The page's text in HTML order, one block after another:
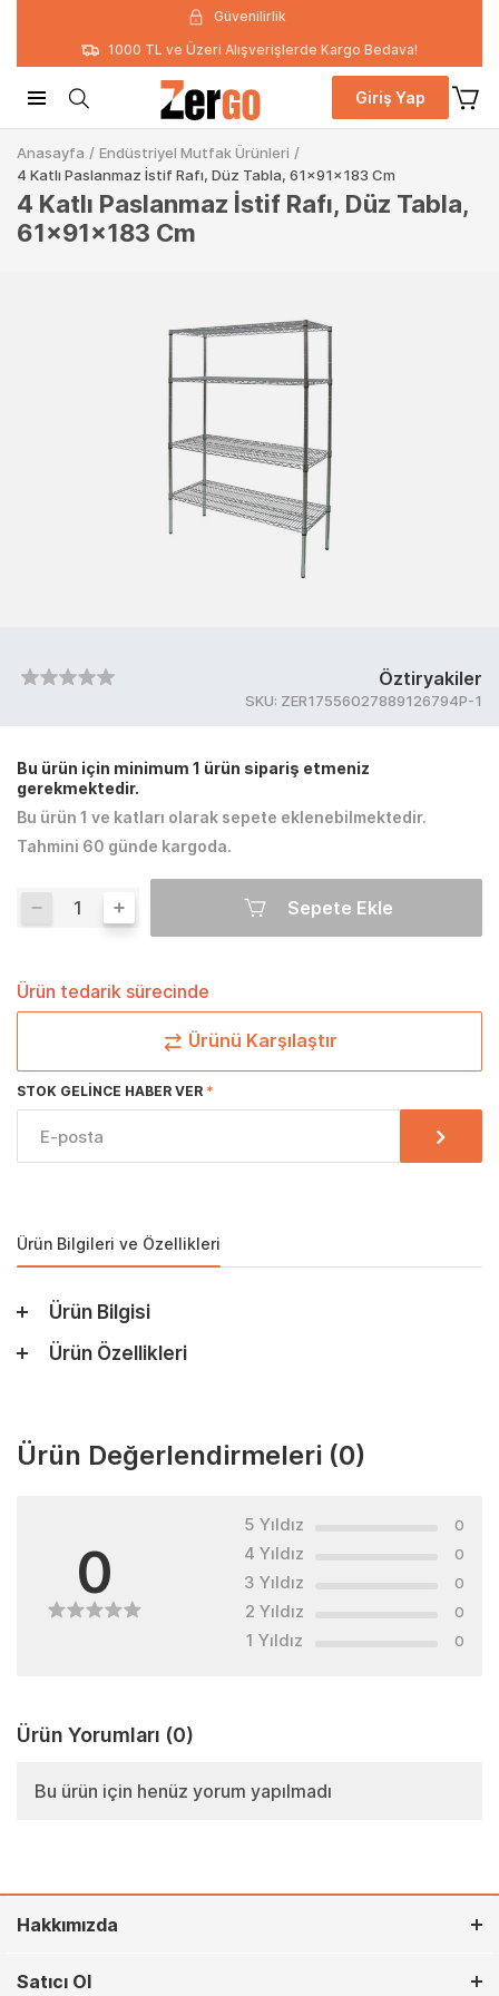
Güvenilirlik
1000 TL ve Üzeri Alışverişlerde Kargo Bedava!
Giriş Yap
Anasayfa / Endüstriyel Mutfak Ürünleri /
4 Katlı Paslanmaz İstif Rafı, Düz Tabla, 61x91x183 Cm
4 Katlı Paslanmaz İstif Rafı, Düz Tabla,
61x91x183 Cm
Öztiryakiler
SKU: ZER17556027889126794P-1
Bu ürün için minimum 1 ürün sipariş etmeniz
gerekmektedir.
Bu ürün 1 ve katları olarak sepete eklenebilmektedir.
Tahmini 60 günde kargoda.
Sepete Ekle
Ürün tedarik sürecinde
Ürünü Karşılaştır
STOK GELINCE HABER VER
Ürün Bilgileri ve Özellikleri
Ürün Bilgisi
Ürün Özellikleri
Ürün Değerlendirmeleri (0)
0
5 Yıldız 0
4 Yıldız 0
3 Yıldız 0
2 Yıldız 0
1 Yıldız 0
Ürün Yorumları (0)
Bu ürün için henüz yorum yapılmadı
Hakkımızda
Satıcı Ol